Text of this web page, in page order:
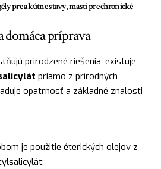
pre akútne stavy, masti pre chronické
domáca príprava
prirodzené riešenia, existuje
priamo z prírodných
opatrnosť a základné znalosti
je použitie éterických olejov z